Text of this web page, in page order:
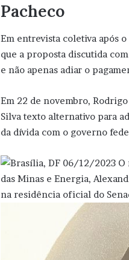
Pacheco
Em entrevista coletiva após
que a proposta discutida
e não apenas adiar o
Em 22 de novembro,
Silva texto alternativo para
da dívida com o governo